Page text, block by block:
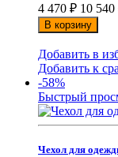
4 470 ₽ 10 540
В корзину
Добавить в
Добавить к
-58%
Быстрый
Чехол для